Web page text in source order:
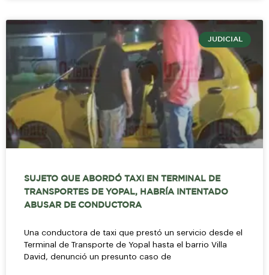
JUDICIAL
SUJETO QUE ABORDÓ TAXI EN TERMINAL DE
TRANSPORTES DE YOPAL, HABRÍA INTENTADO
ABUSAR DE CONDUCTORA
Una conductora de taxi que prestó un servicio desde el
Terminal de Transporte de Yopal hasta el barrio Villa
David, denunció un presunto caso de